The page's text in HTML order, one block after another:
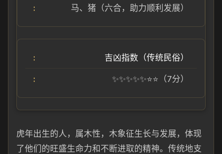
马、猪（六合，助力顺利发展）
吉凶指数（传统民俗）
✨✨✨✨✨⭐⭐（7分）
虎年出生的人，属木性，木象征生长与发展，体现
了他们的旺盛生命力和不断进取的精神。传统地支